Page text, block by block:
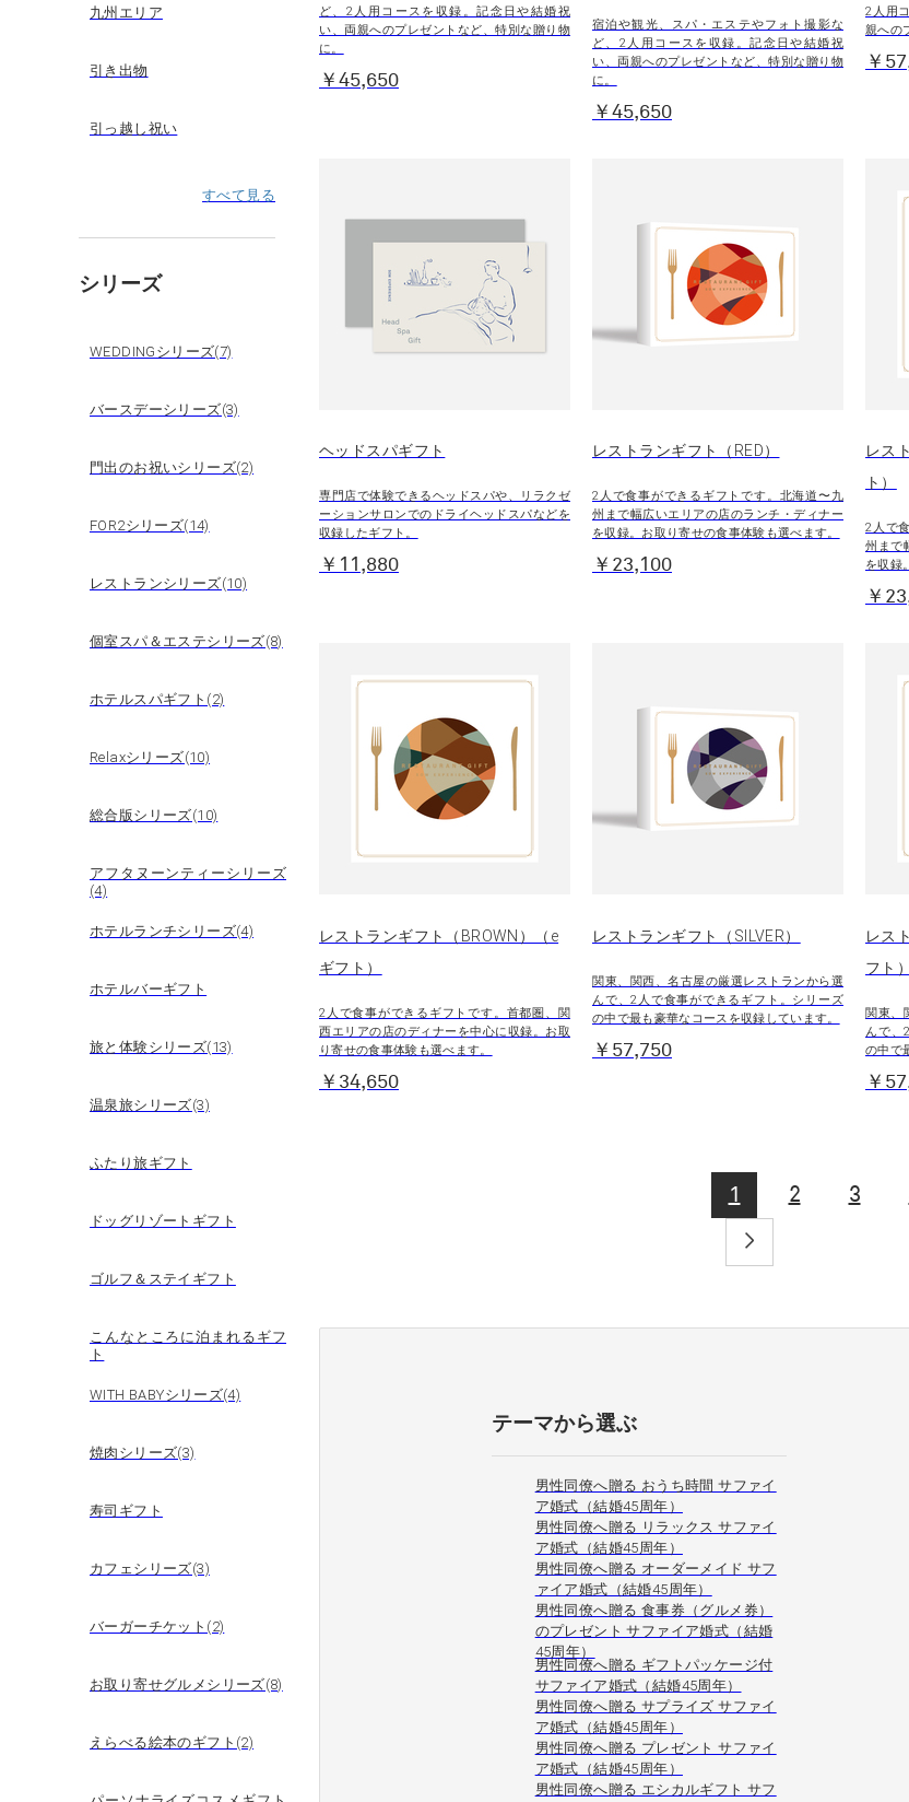
九州エリア
引き出物
引っ越し祝い
すべて見る
シリーズ
WEDDINGシリーズ(7)
バースデーシリーズ(3)
門出のお祝いシリーズ(2)
FOR2シリーズ(14)
レストランシリーズ(10)
個室スパ＆エステシリーズ(8)
ホテルスパギフト(2)
Relaxシリーズ(10)
総合版シリーズ(10)
アフタヌーンティーシリーズ
(4)
ホテルランチシリーズ(4)
ホテルバーギフト
旅と体験シリーズ(13)
温泉旅シリーズ(3)
ふたり旅ギフト
ドッグリゾートギフト
ゴルフ＆ステイギフト
こんなところに泊まれるギフ
ト
WITH BABYシリーズ(4)
焼肉シリーズ(3)
寿司ギフト
カフェシリーズ(3)
バーガーチケット(2)
お取り寄せグルメシリーズ(8)
えらべる絵本のギフト(2)
ど、2人用コースを収録。記念日や結婚祝
い、両親へのプレゼントなど、特別な贈り物
に。
￥45,650
宿泊や観光、スパ・エステやフォト撮影な
ど、2人用コースを収録。記念日や結婚祝
い、両親へのプレゼントなど、特別な贈り物
に。
￥45,650
2人用
親への
￥
ヘッドスパギフト
専門店で体験できるヘッドスパや、リラクゼ
ーションサロンでのドライヘッドスパなどを
収録したギフト。
￥11,880
レストランギフト（RED）
2人で食事ができるギフトです。北海道〜九
州まで幅広いエリアの店のランチ・ディナー
を収録。お取り寄せの食事体験も選べます。
￥23,100
レス
ト）
2人で
州まで
を収録
￥
レストランギフト（BROWN）（e
ギフト）
2人で食事ができるギフトです。首都圏、関
西エリアの店のディナーを中心に収録。お取
り寄せの食事体験も選べます。
￥34,650
レストランギフト（SILVER）
関東、関西、名古屋の厳選レストランから選
んで、2人で食事ができるギフト。シリーズ
の中で最も豪華なコースを収録しています。
￥57,750
レス
フト）
関東、
んで、
の中で
￥
1 2 3
テーマから選ぶ
男性同僚へ贈る おうち時間 サファイ
ア婚式（結婚45周年）
男性同僚へ贈る リラックス サファイ
ア婚式（結婚45周年）
男性同僚へ贈る オーダーメイド サフ
ァイア婚式（結婚45周年）
男性同僚へ贈る 食事券（グルメ券）
のプレゼント サファイア婚式（結婚
45周年）
男性同僚へ贈る ギフトパッケージ付
サファイア婚式（結婚45周年）
男性同僚へ贈る サプライズ サファイ
ア婚式（結婚45周年）
男性同僚へ贈る プレゼント サファイ
ア婚式（結婚45周年）
男性同僚へ贈る エシカルギフト サフ